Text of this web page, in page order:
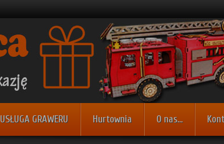
USŁUGA GRAWERU Hurtownia O nas...